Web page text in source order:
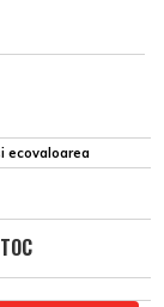
ecovaloarea